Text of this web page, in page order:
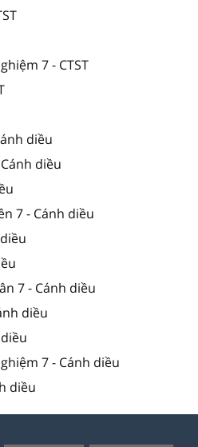
7 - CTST
diều
diều
7 - Cánh diều
7 - Cánh diều
diều
7 - Cánh diều
diều